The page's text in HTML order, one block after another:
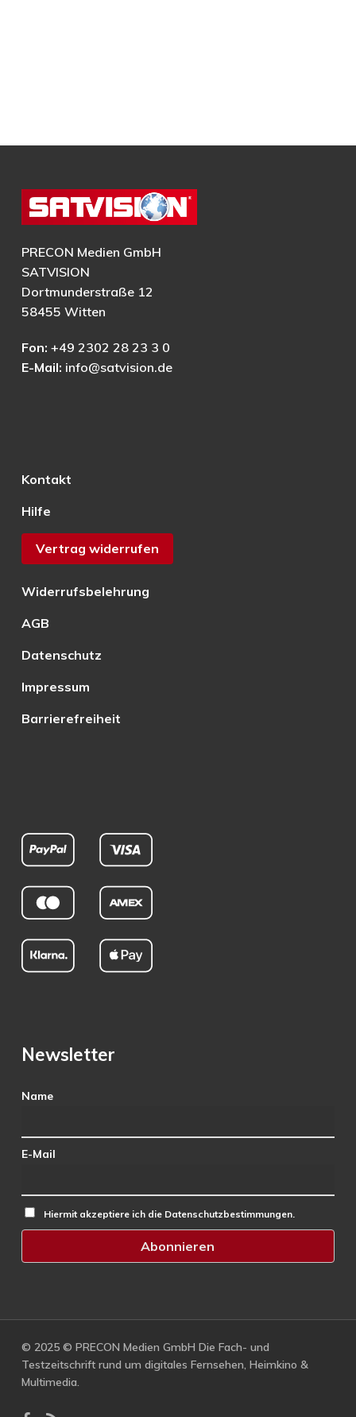
PRECON Medien GmbH
SATVISION
Dortmunderstraße 12
58455 Witten
Fon: +49 2302 28 23 3 0
E-Mail: info@satvision.de
Kontakt
Hilfe
Vertrag widerrufen
Widerrufsbelehrung
AGB
Datenschutz
Impressum
Barrierefreiheit
Newsletter
Name
E-Mail
Hiermit akzeptiere ich die Datenschutzbestimmungen.
© 2025 © PRECON Medien GmbH Die Fach- und
Testzeitschrift rund um digitales Fernsehen, Heimkino &
Multimedia.